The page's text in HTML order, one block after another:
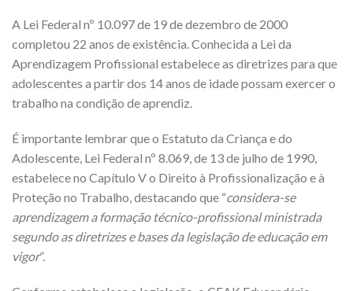
A Lei Federal nº 10.097 de 19 de dezembro de 2000
completou 22 anos de existência. Conhecida a Lei da
Aprendizagem Profissional estabelece as diretrizes para que
adolescentes a partir dos 14 anos de idade possam exercer o
trabalho na condição de aprendiz.
É importante lembrar que o Estatuto da Criança e do
Adolescente, Lei Federal nº 8.069, de 13 de julho de 1990,
estabelece no Capítulo V o Direito à Profissionalização e à
Proteção no Trabalho, destacando que “considera-se
aprendizagem a formação técnico-profissional ministrada
segundo as diretrizes e bases da legislação de educação em
vigor”.